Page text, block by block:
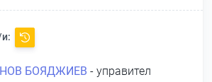
БОЯДЖИЕВ - управител